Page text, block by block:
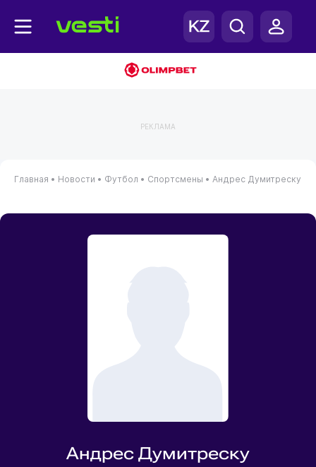
РЕКЛАМА
Главная • Новости • Футбол • Спортсмены • Андрес Думитреску
Андрес Думитреску